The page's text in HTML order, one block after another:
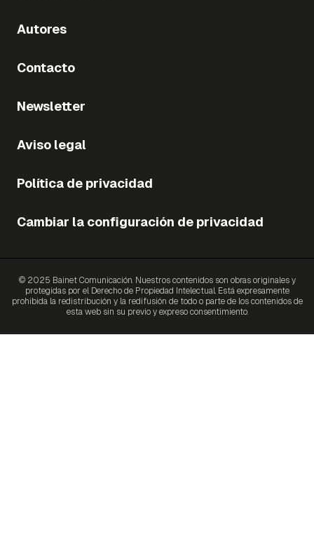
Autores
Contacto
Newsletter
Aviso legal
Política de privacidad
Cambiar la configuración de privacidad
© 2025 Bainet Comunicación. Nuestros contenidos son obras originales y
protegidas por el Derecho de Propiedad Intelectual. Está expresamente
prohibida la redistribución y la redifusión de todo o parte de los contenidos de
esta web sin su previo y expreso consentimiento.